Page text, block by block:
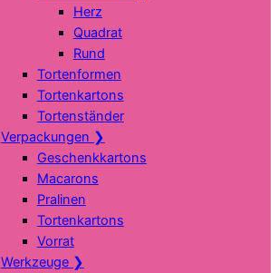
Herz
Quadrat
Rund
Tortenformen
Tortenkartons
Tortenständer
Verpackungen ❯
Geschenkkartons
Macarons
Pralinen
Tortenkartons
Vorrat
Werkzeuge ❯